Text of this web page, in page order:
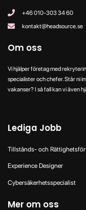
+46 010-303 34 60
kontakt@headsource.se
Om oss
Vi hjälper företag med
specialister och chefer. Står ni
vakanser? I så fall kan vi även
Lediga Jobb
Tillstånds- och
Experience Designer
Cybersäkerhetsspecialist
Mer om oss